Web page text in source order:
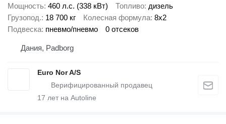
Мощность 460 л.с. (338 кВт) Топливо дизель
Грузопод. 18 700 кг Колесная формула 8x2
Подвеска пневмо/пневмо 0 отсеков
Дания, Padborg
Euro Nor A/S
17 лет на Autoline